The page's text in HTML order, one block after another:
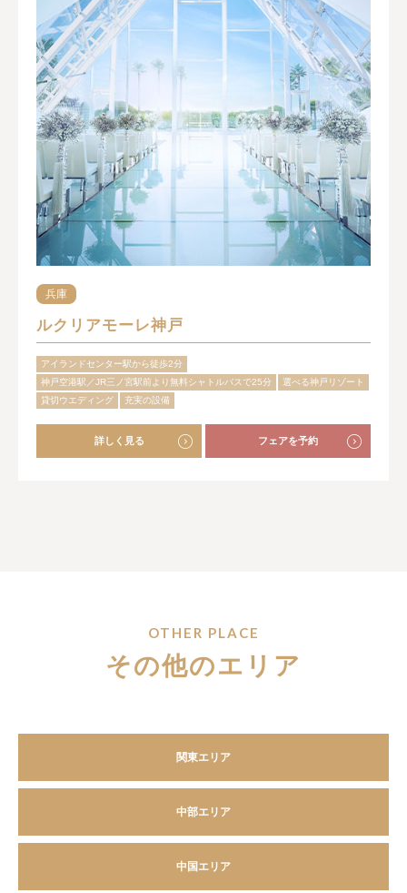
兵庫
ルクリアモーレ神戸
アイランドセンター駅から徒歩2分
神戸空港駅／JR三ノ宮駅前より無料シャトルバスで25分
選べる神戸リゾート
貸切ウエディング
充実の設備
詳しく見る フェアを予約
OTHER PLACE
その他のエリア
関東エリア
中部エリア
中国エリア